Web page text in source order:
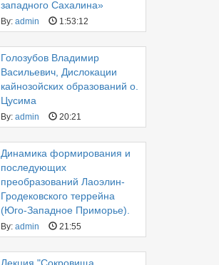
западного Сахалина»
By: admin 1:53:12
Голозубов Владимир
Васильевич, Дислокации
кайнозойских образований о.
Цусима
By: admin 20:21
Динамика формирования и
последующих
преобразований Лаоэлин-
Гродековского террейна
(Юго-Западное Приморье).
By: admin 21:55